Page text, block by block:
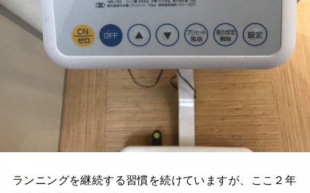
ランニングを継続する習慣を続けていますが、ここ２年